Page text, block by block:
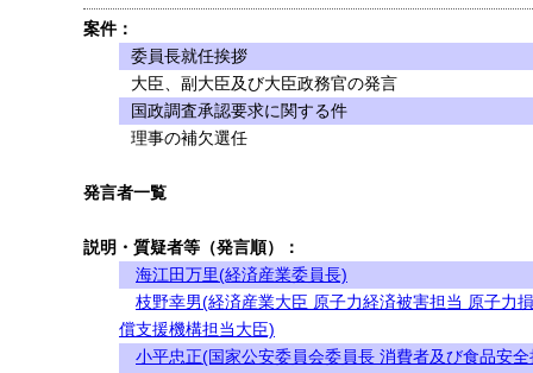
案件：
委員長就任挨拶
大臣、副大臣及び大臣政務官の発言
国政調査承認要求に関する件
理事の補欠選任
発言者一覧
説明・質疑者等（発言順）：
海江田万里(経済産業委員長)
枝野幸男(経済産業大臣 原子力経済被害担当 原子力
償支援機構担当大臣)
小平忠正(国家公安委員会委員長 消費者及び食品安全